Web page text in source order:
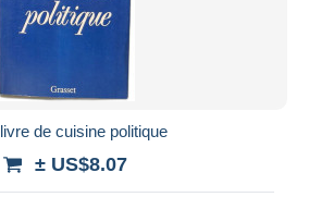
de cuisine politique
± US$8.07